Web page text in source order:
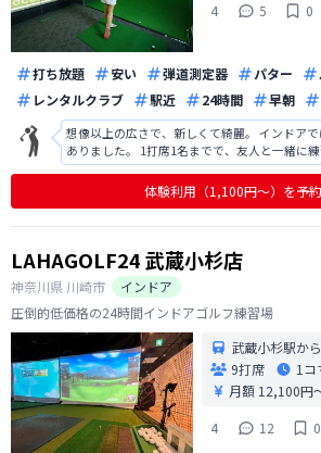
4
5 0
打ち放題 安い 弾道測定器 パター
レンタルクラブ
駅近 24時間 早朝
想像以上の広さで、新しくて綺麗。 インドア
ありました。 1打席1名までで、友人と一緒に
入会を見送りました。
体験利用（1,100円〜）を予約
LAHAGOLF24 武蔵小杉店
神奈川県 川崎市
インドア
圧倒的低価格の24時間インドアゴルフ練習場
武蔵小杉駅か
9打席
1コ
月額 12,100円
4
12 0